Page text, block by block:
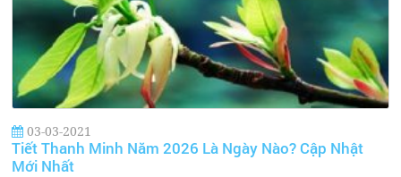
03-03-2021
Tiết Thanh Minh Năm 2026 Là Ngày Nào? Cập Nhật
Mới Nhất